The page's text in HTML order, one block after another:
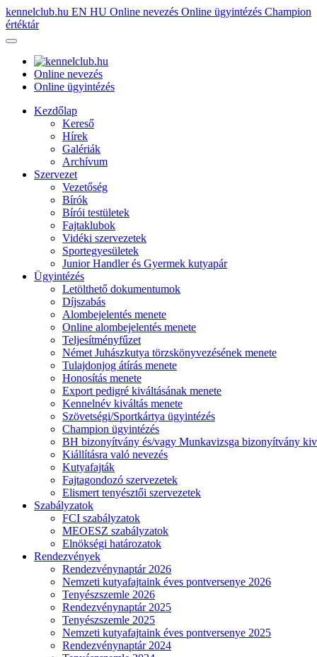
kennelclub.hu EN HU Online nevezés Online ügyintézés Champion
értéktár
Online nevezés
Online ügyintézés
Kezdőlap
Kereső
Hírek
Galériák
Archívum
Szervezet
Vezetőség
Bírók
Bírói testületek
Fajtaklubok
Vidéki szervezetek
Sportegyesületek
Junior Handler és Gyermek kutyapár
Ügyintézés
Letölthető dokumentumok
Díjszabás
Alombejelentés menete
Online alombejelentés menete
Teljesítményfűzet
Német Juhászkutya törzskönyvezésének menete
Tulajdonjog átírás menete
Honosítás menete
Export pedigré kiváltásának menete
Kennelnév kiváltás menete
Szövetségi/Sportkártya ügyintézés
Champion ügyintézés
BH bizonyítvány és/vagy Munkavizsga bizonyítvány
Kiállításra való nevezés
Kutyafajták
Fajtagondozó szervezetek
Elismert tenyésztői szervezetek
Szabályzatok
FCI szabályzatok
MEOESZ szabályzatok
Elnökségi határozatok
Rendezvények
Rendezvénynaptár 2026
Nemzeti kutyafajtaink éves pontversenye 2026
Tenyészszemle 2026
Rendezvénynaptár 2025
Tenyészszemle 2025
Nemzeti kutyafajtaink éves pontversenye 2025
Rendezvénynaptár 2024